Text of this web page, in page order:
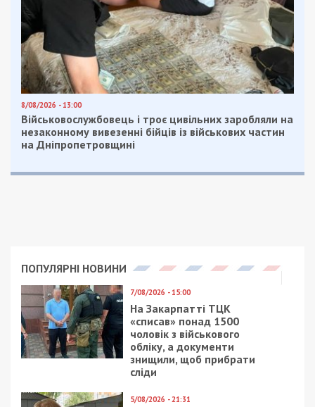
8/08/2026 - 13:00
Військовослужбовець і троє цивільних заробляли на
незаконному вивезенні бійців із військових частин
на Дніпропетровщині
ПОПУЛЯРНІ НОВИНИ
7/08/2026 - 15:00
На Закарпатті ТЦК
«списав» понад 1500
чоловік з військового
обліку, а документи
знищили, щоб прибрати
сліди
5/08/2026 - 21:31